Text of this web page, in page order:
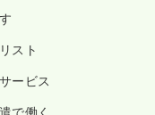
スト
ービス